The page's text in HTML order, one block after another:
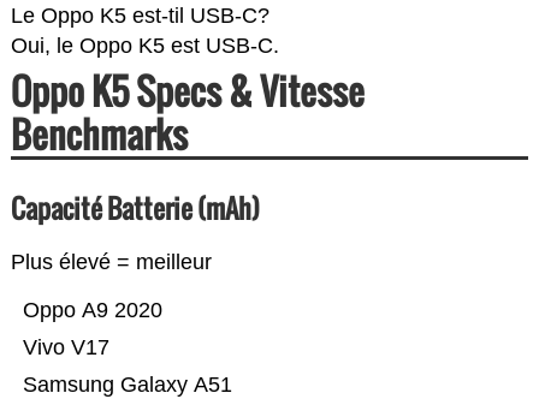
Le Oppo K5 est-til USB-C?
Oui, le Oppo K5 est USB-C.
Oppo K5 Specs & Vitesse
Benchmarks
Capacité Batterie (mAh)
Plus élevé = meilleur
Samsung Galaxy A51
Vivo V17
Oppo A9 2020